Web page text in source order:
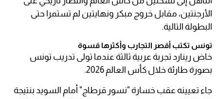
الأرجنتين، مقابل خروج مبكر ونهايتين لم تستمرا حتى
البطولة التالية.
تونس تكتب أقصر التجارب وأكثرها قسوة
خاض رينارد تجربة عربية ثالثة عندما تولى تدريب تونس
بصورة طارئة خلال كأس العالم 2026.
جاء تعيينه عقب خسارة "نسور قرطاج" أمام السويد بنتيجة